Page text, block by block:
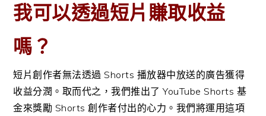
我可以透過短片賺取收益
嗎？
短片創作者無法透過 Shorts 播放器中放送的廣告獲得
收益分潤。取而代之，我們推出了 YouTube Shorts 基
金來獎勵 Shorts 創作者付出的心力。我們將運用這項